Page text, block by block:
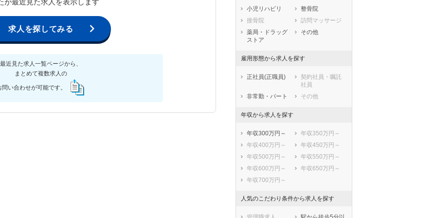
が最近見た求人を表示します
求人を探してみる
最近見た求人一覧ページから、
まとめて複数求人の
問い合わせが可能です。
鹿児島県
沖縄県
小児リハビリ
整骨院
接骨院
訪問マッサージ
薬局・ドラッグ
ストア
その他
雇用形態から求人を探す
正社員(正職員)
契約社員・嘱託
社員
非常勤・パート
その他
年収から求人を探す
年収300万円～
年収350万円～
年収400万円～
年収450万円～
年収500万円～
年収550万円～
年収600万円～
年収650万円～
年収700万円～
人気のこだわり条件から求人を探す